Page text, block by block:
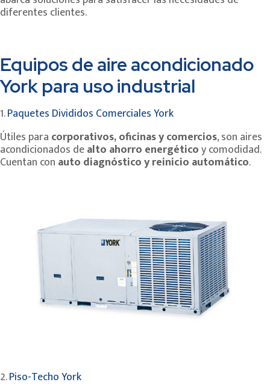
diferentes clientes.
Equipos de aire acondicionado
York para uso industrial
1.Paquetes Divididos Comerciales York
Útiles para corporativos, oficinas y comercios, son aires
acondicionados dealto ahorro energéticoy comodidad.
Cuentan con auto diagnóstico y reinicio automático.
2.Piso-Techo York